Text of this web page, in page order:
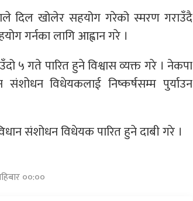
दिल खोलेर सहयोग गरेको स्मरण गराउँदै
गर्नका लागि आह्वान गरे ।
५ गते पारित हुने विश्वास व्यक्त गरे । नेकपा
विधेयकलाई निष्कर्षसम्म पुर्याउन
संशोधन विधेयक पारित हुने दाबी गरे ।
००:००